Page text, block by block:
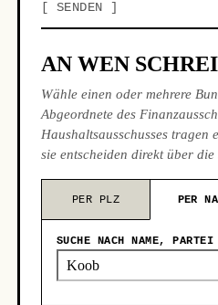
SENDEN
AN WEN
Wähle einen oder mehrere
Abgeordnete des
Haushaltsausschusses tragen
sie entscheiden direkt über
PER PLZ PER
SUCHE NACH NAME, PARTEI